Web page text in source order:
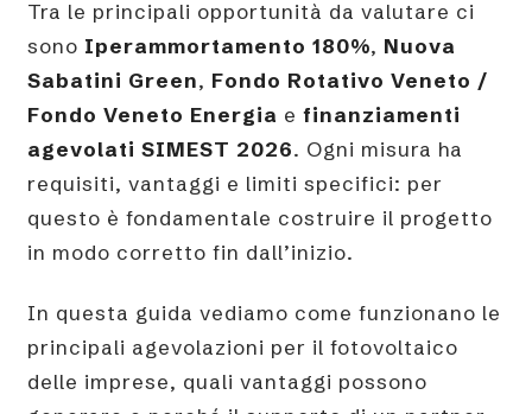
Tra le principali opportunità da valutare ci
sono Iperammortamento 180%, Nuova
Sabatini Green, Fondo Rotativo Veneto /
Fondo Veneto Energia efinanziamenti
agevolati SIMEST 2026. Ogni misura ha
requisiti, vantaggi e limiti specifici: per
questo è fondamentale costruire il progetto
in modo corretto fin dall’inizio.
In questa guida vediamo come funzionano le
principali agevolazioni per il fotovoltaico
delle imprese, quali vantaggi possono